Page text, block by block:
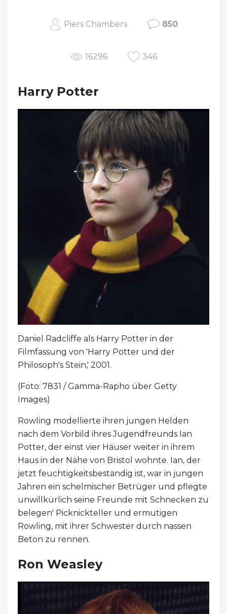
Piers Chambers 850
16296 346
Harry Potter
Daniel Radcliffe als Harry Potter in der
Filmfassung von 'Harry Potter und der
Philosoph's Stein,' 2001.
(Foto: 7831 / Gamma-Rapho über Getty
Images)
Rowling modellierte ihren jungen Helden
nach dem Vorbild ihres Jugendfreunds Ian
Potter, der einst vier Häuser weiter in ihrem
Haus in der Nähe von Bristol wohnte. Ian, der
jetzt feuchtigkeitsbeständig ist, war in jungen
Jahren ein schelmischer Betrüger und pflegte
unwillkürlich seine Freunde mit Schnecken zu
belegen' Picknickteller und ermutigen
Rowling, mit ihrer Schwester durch nassen
Beton zu rennen.
Ron Weasley